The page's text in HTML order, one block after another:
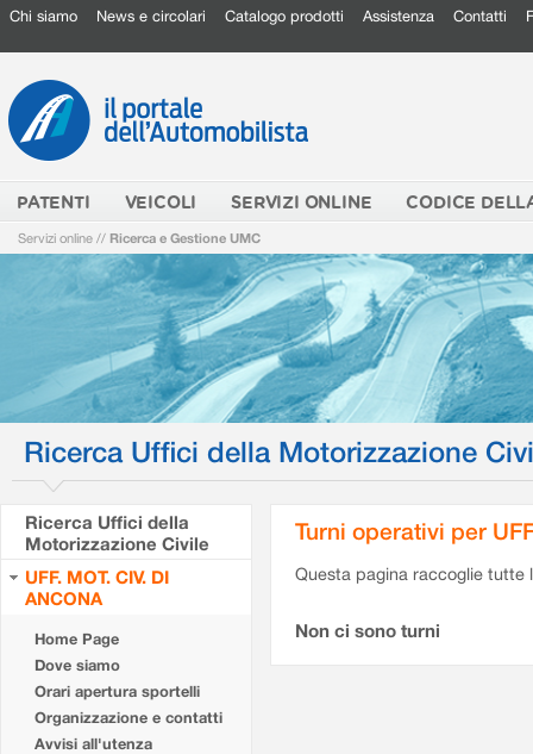
Chi siamo News e circolari Catalogo prodotti Assistenza Contatti
PATENTI VEICOLI SERVIZI ONLINE CODICE
Servizi online // Ricerca e Gestione UMC
Ricerca Uffici della Motorizzazione
Ricerca Uffici della
Motorizzazione Civile
UFF. MOT. CIV. DI
ANCONA
Home Page
Dove siamo
Orari apertura sportelli
Organizzazione e contatti
Avvisi all'utenza
Turni operativi per
Questa pagina raccoglie tutte
Non ci sono turni